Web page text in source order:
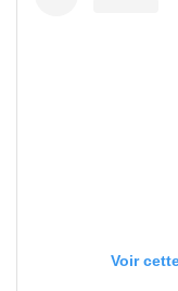
Voir